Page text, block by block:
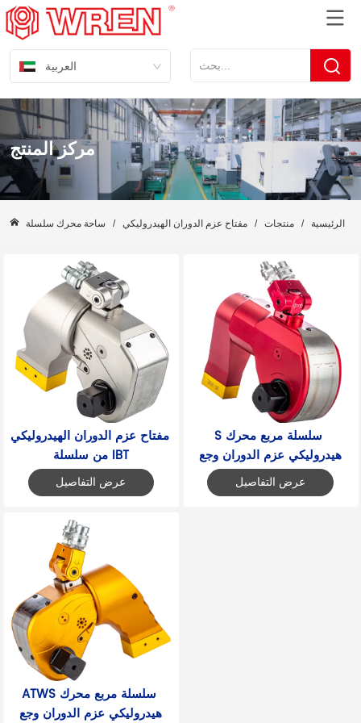
العربية
مركز المنتج
الرئيسية / منتجات / مفتاح عزم الدوران الهيدروليكي / ساحة محرك سلسلة
مفتاح عزم الدوران الهيدروليكي
من سلسلة IBT
عرض التفاصيل
S سلسلة مربع محرك
هيدروليكي عزم الدوران وجع
عرض التفاصيل
ATWS سلسلة مربع محرك
هيدروليكي عزم الدوران وجع